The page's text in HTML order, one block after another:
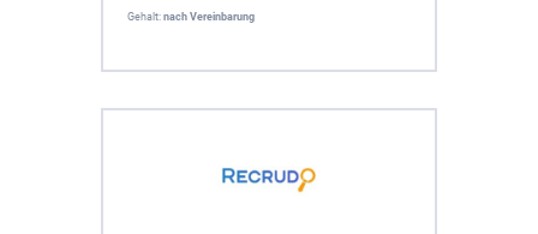
Gehalt: nach Vereinbarung